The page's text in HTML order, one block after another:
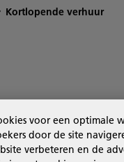
Kortlopende verhuur
voor een optimale
door de site
verbeteren en de